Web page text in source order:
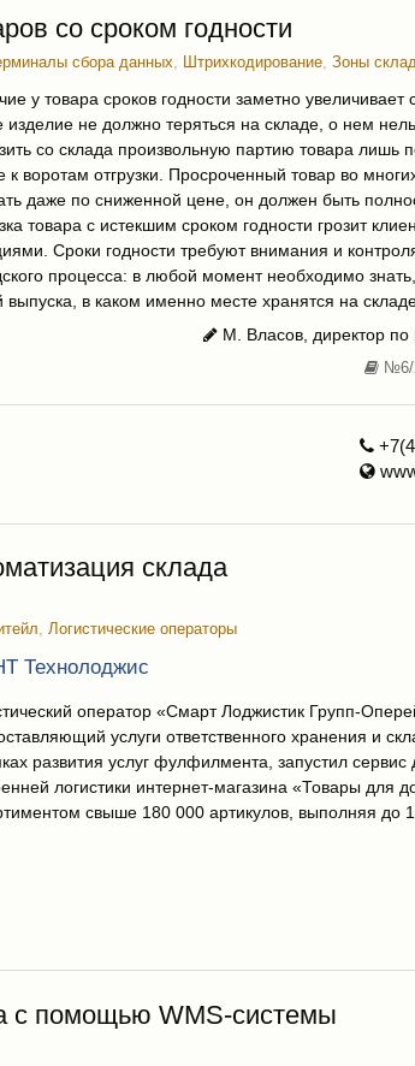
со сроком годности
сбора данных Штрихкодирование Зоны
у товара сроков годности заметно увеличивает
изделие не должно теряться на складе, о нем
со склада произвольную партию товара лишь
к воротам отгрузки. Просроченный товар во
даже по сниженной цене, он должен быть
товара с истекшим сроком годности грозит
Сроки годности требуют внимания и
процесса: в любой момент необходимо
выпуска, в каком именно месте хранятся на
М. Власов, директор по
№6/
склада
, Логистические операторы
Технолоджис
оператор «Смарт Лоджистик Групп-
услуги ответственного хранения и
развития услуг фулфилмента, запустил сервис
логистики интернет-магазина «Товары для
свыше 180 000 артикулов, выполняя до
с помощью WMS-системы